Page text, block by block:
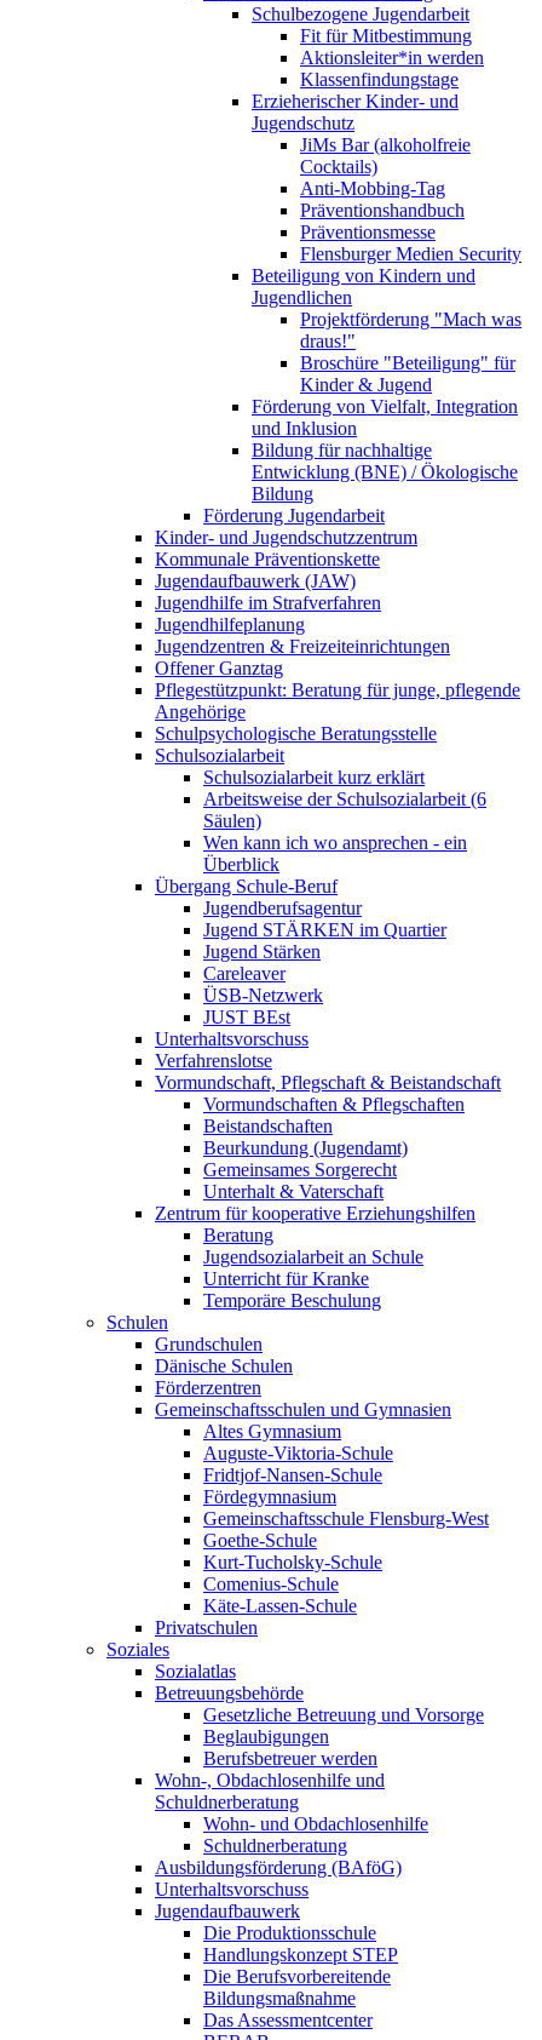
Schulbezogene Jugendarbeit
Fit für Mitbestimmung
Aktionsleiter*in werden
Klassenfindungstage
Erzieherischer Kinder- und
Jugendschutz
JiMs Bar (alkoholfreie
Cocktails)
Anti-Mobbing-Tag
Präventionshandbuch
Präventionsmesse
Flensburger Medien Security
Beteiligung von Kindern und
Jugendlichen
Projektförderung "Mach was
draus!"
Broschüre "Beteiligung" für
Kinder & Jugend
Förderung von Vielfalt, Integration
und Inklusion
Bildung für nachhaltige
Entwicklung (BNE) / Ökologische
Bildung
Förderung Jugendarbeit
Kinder- und Jugendschutzzentrum
Kommunale Präventionskette
Jugendaufbauwerk (JAW)
Jugendhilfe im Strafverfahren
Jugendhilfeplanung
Jugendzentren & Freizeiteinrichtungen
Offener Ganztag
Pflegestützpunkt: Beratung für junge, pflegende
Angehörige
Schulpsychologische Beratungsstelle
Schulsozialarbeit
Schulsozialarbeit kurz erklärt
Arbeitsweise der Schulsozialarbeit (6
Säulen)
Wen kann ich wo ansprechen - ein
Überblick
Übergang Schule-Beruf
Jugendberufsagentur
Jugend STÄRKEN im Quartier
Jugend Stärken
Careleaver
ÜSB-Netzwerk
JUST BEst
Unterhaltsvorschuss
Verfahrenslotse
Vormundschaft, Pflegschaft & Beistandschaft
Vormundschaften & Pflegschaften
Beistandschaften
Beurkundung (Jugendamt)
Gemeinsames Sorgerecht
Unterhalt & Vaterschaft
Zentrum für kooperative Erziehungshilfen
Beratung
Jugendsozialarbeit an Schule
Unterricht für Kranke
Temporäre Beschulung
Schulen
Grundschulen
Dänische Schulen
Förderzentren
Gemeinschaftsschulen und Gymnasien
Altes Gymnasium
Auguste-Viktoria-Schule
Fridtjof-Nansen-Schule
Fördegymnasium
Gemeinschaftsschule Flensburg-West
Goethe-Schule
Kurt-Tucholsky-Schule
Comenius-Schule
Käte-Lassen-Schule
Privatschulen
Soziales
Sozialatlas
Betreuungsbehörde
Gesetzliche Betreuung und Vorsorge
Beglaubigungen
Berufsbetreuer werden
Wohn-, Obdachlosenhilfe und
Schuldnerberatung
Wohn- und Obdachlosenhilfe
Schuldnerberatung
Ausbildungsförderung (BAföG)
Unterhaltsvorschuss
Jugendaufbauwerk
Die Produktionsschule
Handlungskonzept STEP
Die Berufsvorbereitende
Bildungsmaßnahme
Das Assessmentcenter